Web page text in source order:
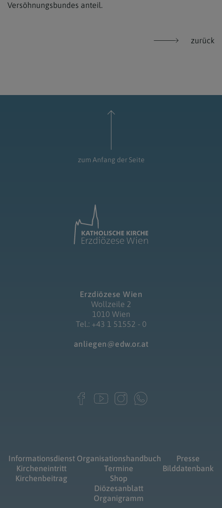
Versöhnungsbundes anteil.
zurück
zum Anfang der Seite
Erzdiözese Wien
Wollzeile 2
1010 Wien
Tel.: +43 1 51552 - 0
anliegen@edw.or.at
Informationsdienst
Kircheneintritt
Kirchenbeitrag
Organisationshandbuch
Termine
Shop
Diözesanblatt
Organigramm
Presse
Bilddatenbank